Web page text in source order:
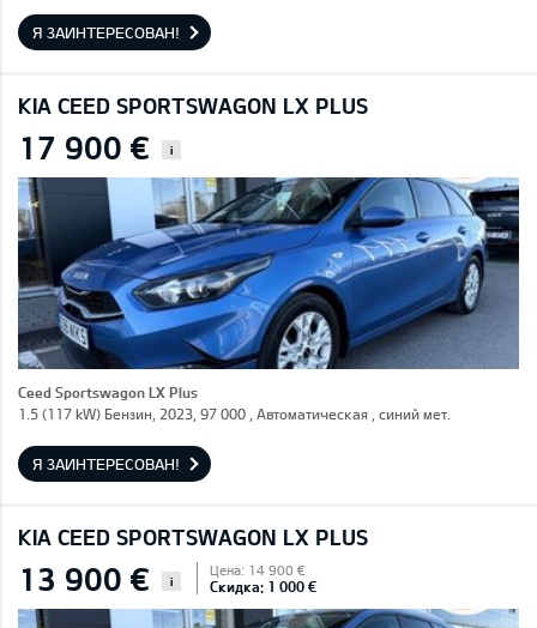
Я ЗАИНТЕРЕСОВАН!
KIA CEED SPORTSWAGON LX PLUS
17 900 € i
Ceed Sportswagon LX Plus
1.5 (117 kW) Бензин, 2023, 97 000 , Автоматическая , синий мет.
Я ЗАИНТЕРЕСОВАН!
KIA CEED SPORTSWAGON LX PLUS
13 900 € i
Цена: 14 900 €
Скидка: 1 000 €